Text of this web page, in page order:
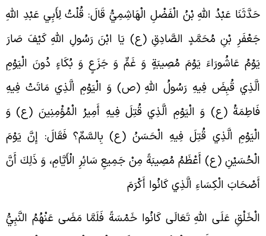
عَبْدُ اللَّهِ بْنُ الْفَضْلِ الْهَاشِمِيُّ قَالَ: قُلْتُ لِأَبِي عَبْدِ اللَّهِ
بْنِ مُحَمَّدٍ الصَّادِقِ (ع) يَا ابْنَ رَسُولِ اللَّهِ كَيْفَ صَارَ
عَاشُورَاءَ يَوْمَ مُصِيبَةٍ وَ غَمٍّ وَ جَزَعٍ وَ بُكَاءٍ دُونَ الْيَوْمِ
قُبِضَ فِيهِ رَسُولُ اللَّهِ (ص) وَ الْيَوْمِ الَّذِي مَاتَتْ فِيهِ
(ع) وَ الْيَوْمِ الَّذِي قُتِلَ فِيهِ أَمِيرُ الْمُؤْمِنِينَ (ع) وَ
الَّذِي قُتِلَ فِيهِ الْحَسَنُ (ع) بِالسَّمِّ؟ فَقَالَ: إِنَّ يَوْمَ
(ع) أَعْظَمُ مُصِيبَةً مِنْ جَمِيعِ سَائِرِ الْأَيَّامِ، وَ ذَلِكَ أَنَّ
الْكِسَاءِ الَّذِي كَانُوا أَكْرَمَ
عَلَى اللَّهِ تَعَالَى كَانُوا خَمْسَةً فَلَمَّا مَضَى عَنْهُمُ النَّبِيُّ